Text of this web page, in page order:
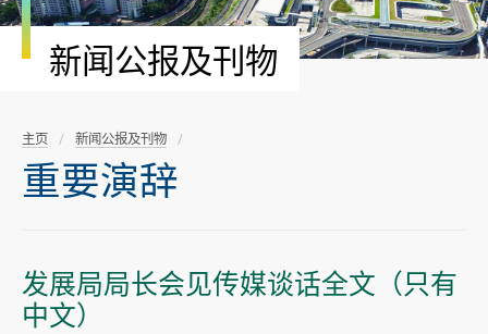
新闻公报及刊物
主页 新闻公报及刊物
重要演辞
发展局局长会见传媒谈话全文（只有
中文）